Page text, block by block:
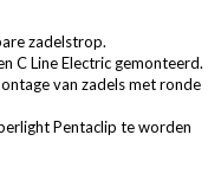
zadelstrop.
C Line Electric gemonteerd.
van zadels met ronde
Pentaclip te worden